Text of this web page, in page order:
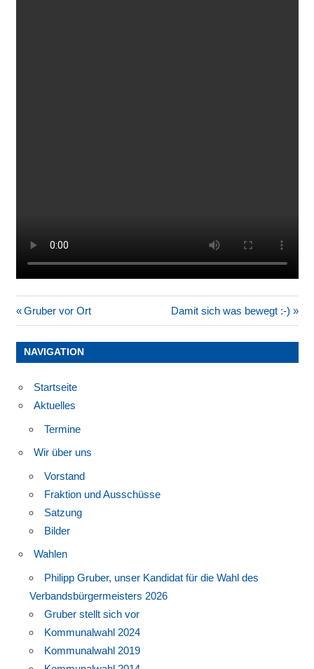
Beitragsnavigation
Vorheriger
Beitrag:
Gruber vor Ort
Nächster
Beitrag:
Damit sich was bewegt :-)
NAVIGATION
Startseite
Aktuelles
Termine
Wir über uns
Vorstand
Fraktion und Ausschüsse
Satzung
Bilder
Wahlen
Philipp Gruber, unser Kandidat für die Wahl des
Verbandsbürgermeisters 2026
Gruber stellt sich vor
Kommunalwahl 2024
Kommunalwahl 2019